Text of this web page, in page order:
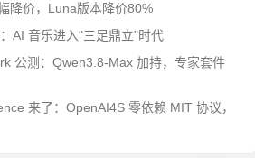
降价，Luna版本降价80%
AI 音乐进入"三足鼎立"时代
公测：Qwen3.8-Max 加持，专家套件
来了：OpenAI4S 零依赖 MIT 协议，